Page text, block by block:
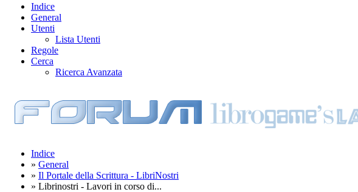
Indice
General
Utenti
Lista Utenti
Regole
Cerca
Ricerca Avanzata
Indice
» General
» Il Portale della Scrittura - LibriNostri
» Librinostri - Lavori in corso di...